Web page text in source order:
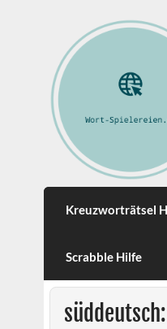
Kreuzworträtsel
Scrabble Hilfe